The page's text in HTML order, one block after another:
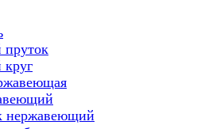
нержавеющий